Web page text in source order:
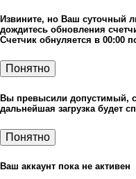
Извините, но Ваш суточный
дождитесь обновления
Счетчик обнуляется в 00:00
Понятно
Вы превысили допустимый,
дальнейшая загрузка будет
Понятно
Ваш аккаунт пока не активен